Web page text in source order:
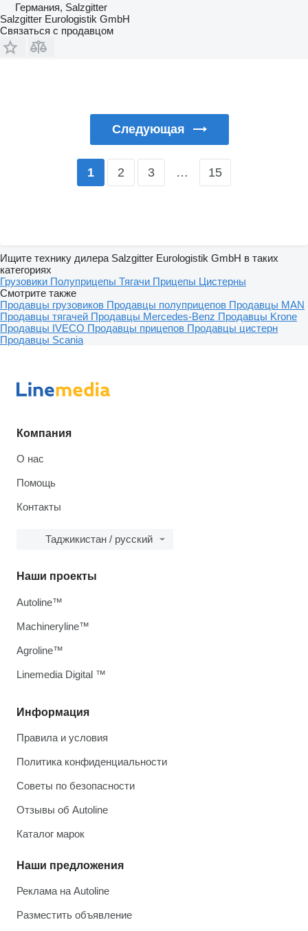
Германия, Salzgitter
Salzgitter Eurologistik GmbH
Связаться с продавцом
Следующая
1 2 3 … 15
Ищите технику дилера Salzgitter Eurologistik GmbH в таких
категориях
Грузовики Полуприцепы Тягачи Прицепы Цистерны
Смотрите также
Продавцы грузовиков Продавцы полуприцепов Продавцы MAN
Продавцы тягачей Продавцы Mercedes-Benz Продавцы Krone
Продавцы IVECO Продавцы прицепов Продавцы цистерн
Продавцы Scania
Компания
О нас
Помощь
Контакты
Таджикистан / русский
Информация
Правила и условия
Политика конфиденциальности
Советы по безопасности
Отзывы об Autoline
Каталог марок
Наши предложения
Реклама на Autoline
Разместить объявление
Наши проекты
Autoline™
Machineryline™
Agroline™
Linemedia Digital ™